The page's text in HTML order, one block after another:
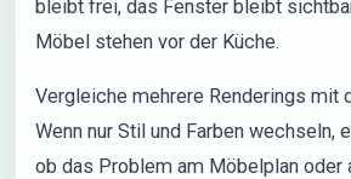
bleibt frei, das Fenster bleibt
Möbel stehen vor der Küche.
Vergleiche mehrere Renderings mit
Wenn nur Stil und Farben wechseln,
ob das Problem am Möbelplan oder